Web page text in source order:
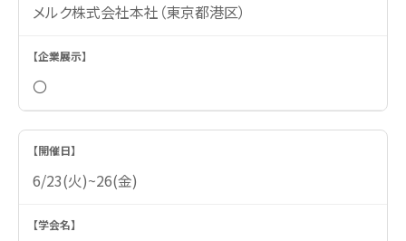
メルク株式会社本社（東京都港区）
〇
6/23(火)~26(金)